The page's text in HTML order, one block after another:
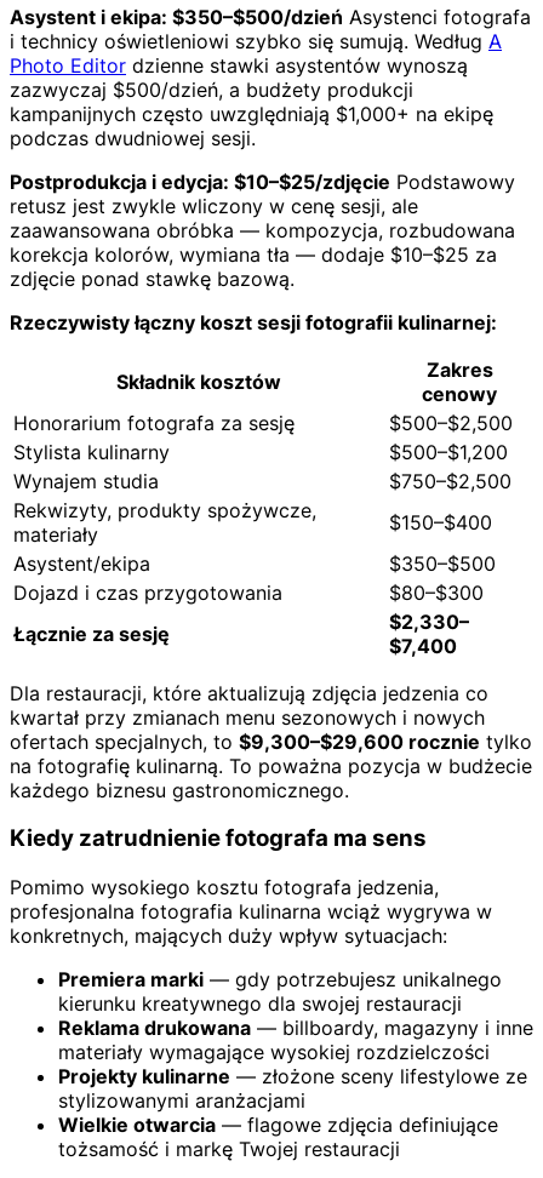
Asystent i ekipa: $350–$500/dzień Asystenci fotografa
i technicy oświetleniowi szybko się sumują. Według A
Photo Editor dzienne stawki asystentów wynoszą
zazwyczaj $500/dzień, a budżety produkcji
kampanijnych często uwzględniają $1,000+ na ekipę
podczas dwudniowej sesji.
Postprodukcja i edycja: $10–$25/zdjęcie Podstawowy
retusz jest zwykle wliczony w cenę sesji, ale
zaawansowana obróbka — kompozycja, rozbudowana
korekcja kolorów, wymiana tła — dodaje $10–$25 za
zdjęcie ponad stawkę bazową.
Rzeczywisty łączny koszt sesji fotografii kulinarnej:
Składnik kosztów
Zakres
cenowy
Honorarium fotografa za sesję
$500–$2,500
Stylista kulinarny
$500–$1,200
Wynajem studia
$750–$2,500
Rekwizyty, produkty spożywcze,
materiały
$150–$400
Asystent/ekipa
$350–$500
Dojazd i czas przygotowania
$80–$300
Łącznie za sesję
$2,330–
$7,400
Dla restauracji, które aktualizują zdjęcia jedzenia co
kwartał przy zmianach menu sezonowych i nowych
ofertach specjalnych, to $9,300–$29,600 rocznie tylko
na fotografię kulinarną. To poważna pozycja w budżecie
każdego biznesu gastronomicznego.
Kiedy zatrudnienie fotografa ma sens
Pomimo wysokiego kosztu fotografa jedzenia,
profesjonalna fotografia kulinarna wciąż wygrywa w
konkretnych, mających duży wpływ sytuacjach:
Premiera marki — gdy potrzebujesz unikalnego
kierunku kreatywnego dla swojej restauracji
Reklama drukowana — billboardy, magazyny i inne
materiały wymagające wysokiej rozdzielczości
Projekty kulinarne — złożone sceny lifestylowe ze
stylizowanymi aranżacjami
Wielkie otwarcia — flagowe zdjęcia definiujące
tożsamość i markę Twojej restauracji